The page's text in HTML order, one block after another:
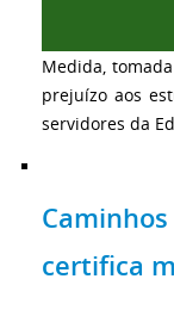
Medida,
prejuízo aos
servidores da
certifica